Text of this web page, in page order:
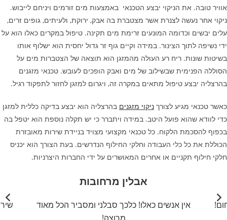
אוויר טובה. את הניקוי יבצע הטכנאי באמצעות מים זורמים ויניחם לייבוש.
ניקוי אחר נעשה לצנרת אשר מצטברת בה אבק, ירוקת, ולעיתים, גופים זרים,
עלים יבשים וכדומה המונעים זרימת מים תקינה. טיפול במקרים כאלו הוא על
ידי נשיפה לתוך הצינור. במידה וקיים גוף זר גדול יחסית הוא ישלוף אותו
בשיטות שונות. ריח רע העולה מהמזגן הוא תוצאה של הצטברות מים על
הסוללה הפנימית שבשילוב של מים ואבק הופכים לעובש. טכנאי מזגנים
בהרצליה יבצע טיפול מתאים במקרה זה, ויגרום למזגן לחזור לתפקוד רגיל.
כאשר טכנאי מגיע לצורך ניקוי מזגנים בהרצליה הוא יבצע בדיקה כללית למזגן
כדי לוודא שהוא פועל היטב. במידה ויתברר כי יש תקלה נוספת הוא יטפל בה
בכפוף להסכמת הלקוח. כל טכנאי מקצועי מצויד בניידת שירות מאובזרת
הכוללת את כל כלי העבודה וחלקי החילוף הנדרשים. בעת הצורך הוא יכניס
חלקי חילוף תקניים או אחרים המאושרים על ידי החברות היצרניות.
אבלין מרחובות
אין אנשים כאלו! כלכך סבלני ומסביר הכל מאוד